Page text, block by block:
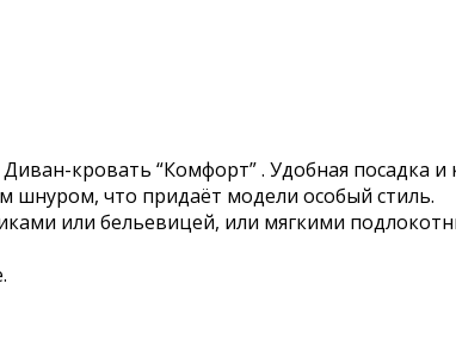
кровать “Комфорт” . Удобная посадка
шнуром, что придаёт модели особый стиль.
или бельевицей, или мягкими